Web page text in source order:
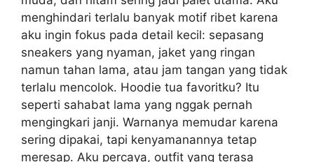
menghindari terlalu banyak motif ribet karena
aku ingin fokus pada detail kecil: sepasang
sneakers yang nyaman, jaket yang ringan
namun tahan lama, atau jam tangan yang tidak
terlalu mencolok. Hoodie tua favoritku? Itu
seperti sahabat lama yang nggak pernah
mengingkari janji. Warnanya memudar karena
sering dipakai, tapi kenyamanannya tetap
meresap. Aku percaya, outfit yang terasa